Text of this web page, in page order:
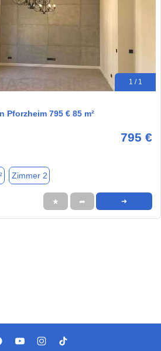
1 / 1
Pforzheim 795 € 85 m²
795 €
Zimmer 2
★ ➦ ➜